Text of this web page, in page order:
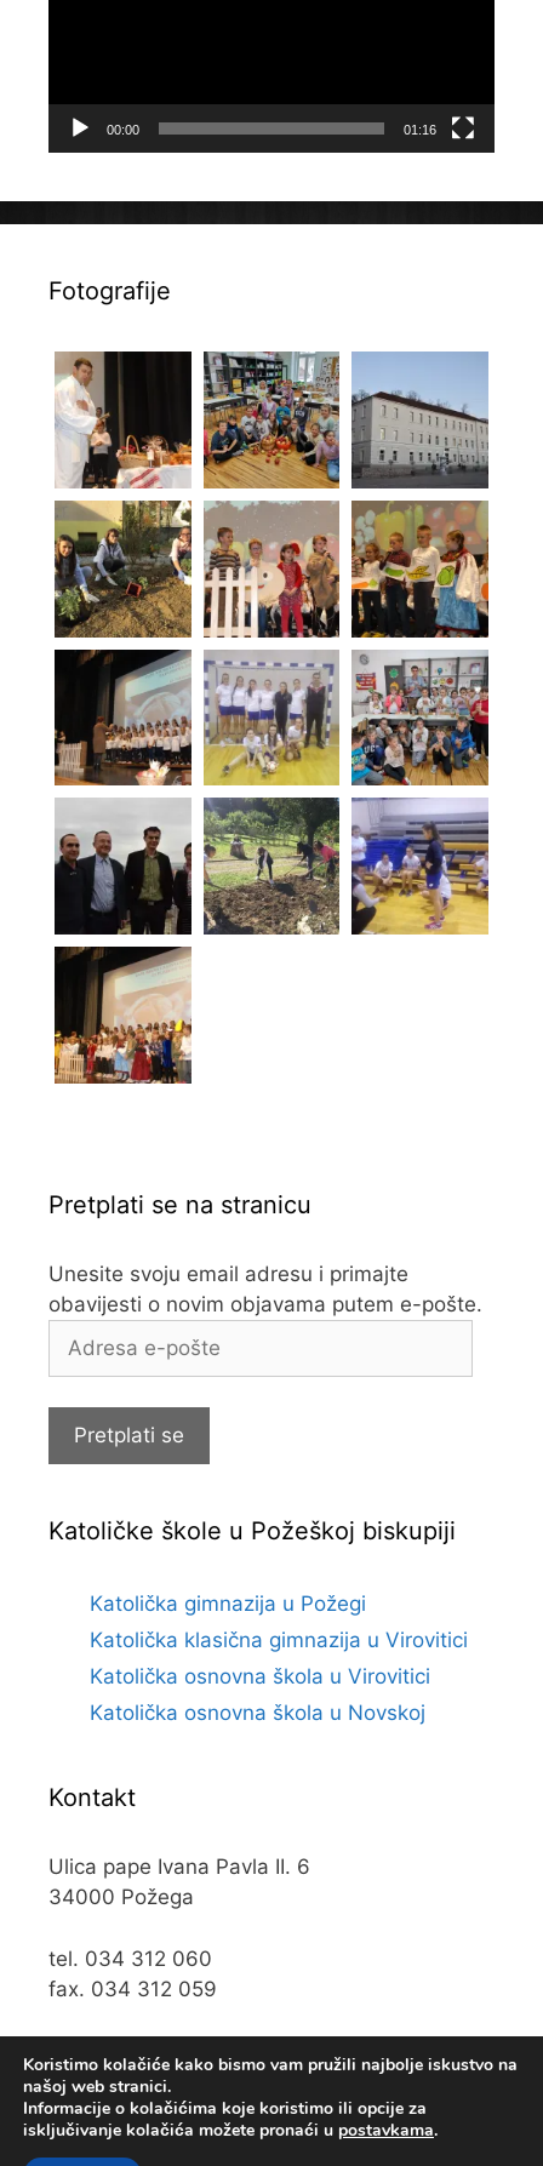
00:00 01:16
Fotografije
Pretplati se na stranicu
Unesite svoju email adresu i primajte
obavijesti o novim objavama putem e-pošte.
e-
Pretplati se
Katoličke škole u Požeškoj biskupiji
Katolička gimnazija u Požegi
Katolička klasična gimnazija u Virovitici
Katolička osnovna škola u Virovitici
Katolička osnovna škola u Novskoj
Kontakt
Ulica pape Ivana Pavla II. 6
34000 Požega
tel. 034 312 060
fax. 034 312 059
Koristimo kolačiće kako bismo vam pružili najbolje iskustvo na
našoj web stranici.
Informacije o kolačićima koje koristimo ili opcije za
isključivanje kolačića možete pronaći u postavkama.